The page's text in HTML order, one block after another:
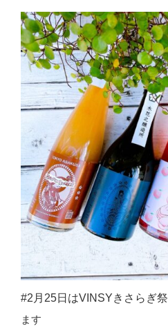
#2月25日はVINSYきさらぎ祭
ます